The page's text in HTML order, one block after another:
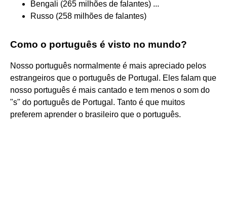
Bengali (265 milhões de falantes) ...
Russo (258 milhões de falantes)
Como o português é visto no mundo?
Nosso português normalmente é mais apreciado pelos
estrangeiros que o português de Portugal. Eles falam que
nosso português é mais cantado e tem menos o som do
"s" do português de Portugal. Tanto é que muitos
preferem aprender o brasileiro que o português.